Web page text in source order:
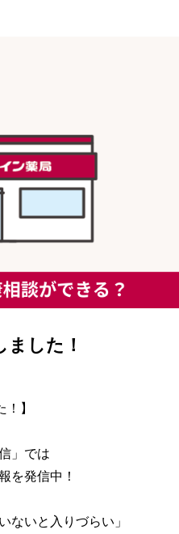
した！
】
」では
を発信中！
ないと入りづらい」